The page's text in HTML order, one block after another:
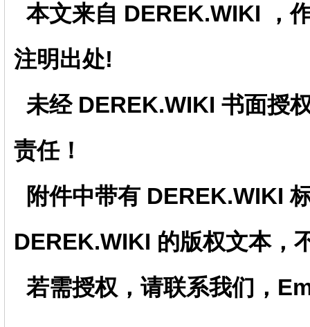
本文来自 DEREK.WIKI ，
注明出处!
未经DEREK.WIKI 书面授
责任！
附件中带有DEREK.WIKI
DEREK.WIKI 的版权文本，
若需授权，请联系我们，